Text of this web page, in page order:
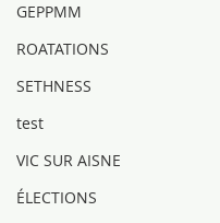
GEPPMM
ROATATIONS
SETHNESS
test
VIC SUR AISNE
ÉLECTIONS